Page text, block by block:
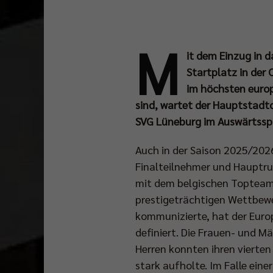
M
it dem Einzug in
Startplatz in der
im höchsten
sind, wartet der
SVG Lüneburg im
Auch in der Saison 2025/
Finalteilnehmer und
mit dem belgischen
prestigeträchtigen
kommunizierte, hat der
definiert. Die Frauen- und
Herren konnten ihren
stark aufholte. Im Falle